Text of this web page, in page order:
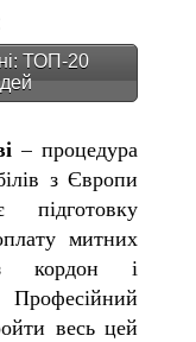
ТОП-20
– процедура
з Європи
митних
кордон і
весь цей